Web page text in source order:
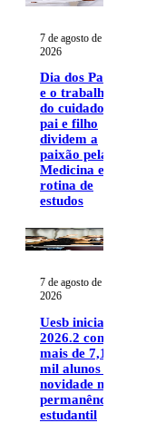
7 de agosto de
2026
Dia dos Pais
e o trabalho
do cuidado:
pai e filho
dividem a
paixão pela
Medicina e a
rotina de
estudos
7 de agosto de
2026
Uesb iniciará
2026.2 com
mais de 7,1
mil alunos e
novidade na
permanência
estudantil